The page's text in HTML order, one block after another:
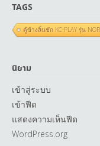
TAGS
ตู้ข้างลิ้นชัก KC-PLAY รุ่น
นิยาม
เข้าสู่ระบบ
เข้าฟีด
แสดงความเห็นฟีด
WordPress.org